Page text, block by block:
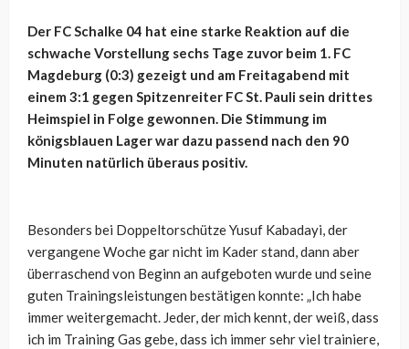
Der FC Schalke 04 hat eine starke Reaktion auf die
schwache Vorstellung sechs Tage zuvor beim 1. FC
Magdeburg (0:3) gezeigt und am Freitagabend mit
einem 3:1 gegen Spitzenreiter FC St. Pauli sein drittes
Heimspiel in Folge gewonnen. Die Stimmung im
königsblauen Lager war dazu passend nach den 90
Minuten natürlich überaus positiv.
Besonders bei Doppeltorschütze Yusuf Kabadayi, der
vergangene Woche gar nicht im Kader stand, dann aber
überraschend von Beginn an aufgeboten wurde und seine
guten Trainingsleistungen bestätigen konnte: „Ich habe
immer weitergemacht. Jeder, der mich kennt, der weiß, dass
ich im Training Gas gebe, dass ich immer sehr viel trainiere,